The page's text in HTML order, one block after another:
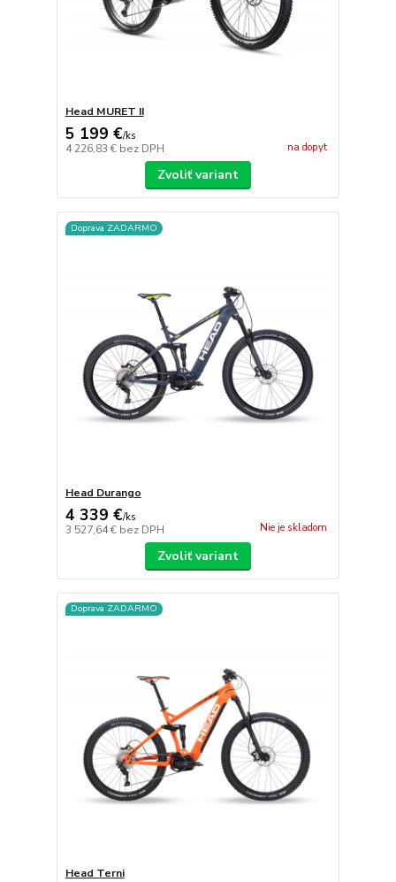
Head MURET II
5 199 €/ks
4 226,83 € bez DPH na dopyt
Zvoliť variant
Doprava ZADARMO
Head Durango
4 339 €/ks
3 527,64 € bez DPH Nie je skladom
Zvoliť variant
Doprava ZADARMO
Head Terni